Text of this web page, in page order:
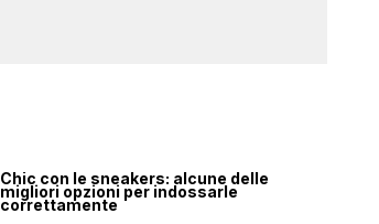
Chic con le sneakers: alcune delle
migliori opzioni per indossarle
correttamente